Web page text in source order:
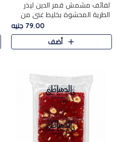
لفائف مشمش قمر الدين ليذر
الطرية المحشوة بخليط غني من
جوز الهند الأبيض والمكسرات
الفاخرة، يقدم المذاق الحلو
الطبيعي لقمر الدين و تجمع بين
79.00 جنيه
أضف